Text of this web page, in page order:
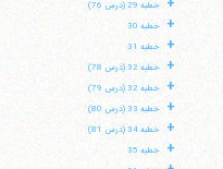
خطبه 29 (درس 76)
+ خطبه 30
+ خطبه 31
+ خطبه 32 (درس 78)
+ خطبه 32 (درس 79)
+ خطبه 33 (درس 80)
+ خطبه 34 (درس 81)
+ خطبه 35